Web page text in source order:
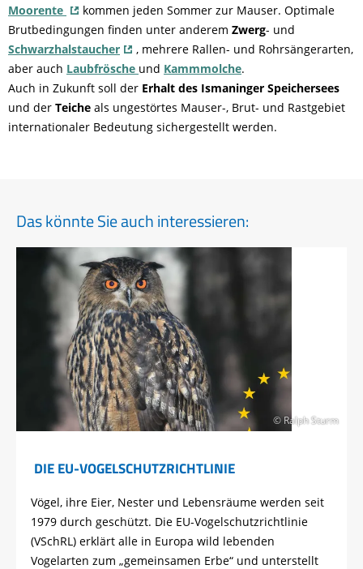
Moorente
kommen jeden Sommer zur Mauser. Optimale
Brutbedingungen finden unter anderem Zwerg- und
Schwarzhalstaucher
, mehrere Rallen- und Rohrsängerarten,
aber auch Laubfrösche und Kammmolche.
Auch in Zukunft soll der Erhalt des Ismaninger Speichersees
und der Teiche als ungestörtes Mauser-, Brut- und Rastgebiet
internationaler Bedeutung sichergestellt werden.
Das könnte Sie auch interessieren:
© Ralph Sturm
DIE EU-VOGELSCHUTZRICHTLINIE
Vögel, ihre Eier, Nester und Lebensräume werden seit
1979 durch geschützt. Die EU-Vogelschutzrichtlinie
(VSchRL) erklärt alle in Europa wild lebenden
Vogelarten zum „gemeinsamen Erbe“ und unterstellt